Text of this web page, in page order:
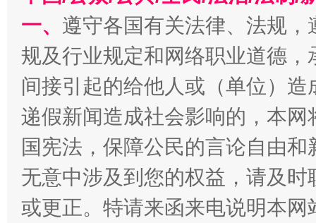
阿坝州三大球赛在茂县开幕 规模
一、 遵守各国有关法律、法规
规及行业规定和网络职业道德
间接引起的给他人或（单位）
递假新闻造成社会影响的，本
国宪法，保障公民的言论自由
无意中涉及到您的权益，请及
或更正。特请来函来电说明本